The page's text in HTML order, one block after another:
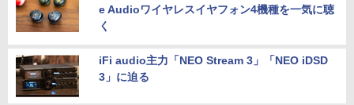
e Audioワイヤレスイヤフォン4機種を一気に聴
く
iFi audio主力「NEO Stream 3」「NEO iDSD
3」に迫る